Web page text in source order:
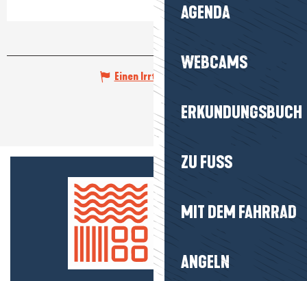
AGENDA
WEBCAMS
ERKUNDUNGSBUCH
ZU FUSS
MIT DEM FAHRRAD
ANGELN
Einen Irrtum angeben